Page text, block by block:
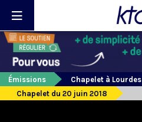
Émissions
Chapelet à Lourdes
Chapelet du 20 juin 2018